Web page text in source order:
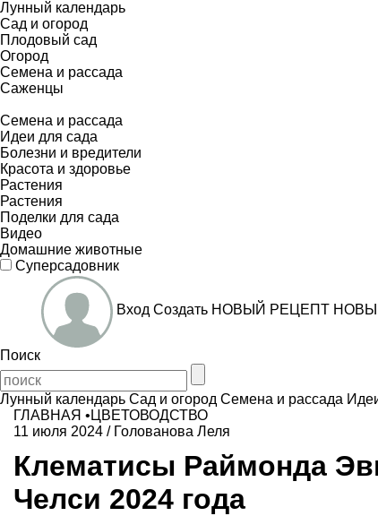
Лунный календарь
Сад и огород
Плодовый сад
Огород
Семена и рассада
Саженцы
Семена и рассада
Идеи для сада
Болезни и вредители
Красота и здоровье
Растения
Растения
Поделки для сада
Видео
Домашние животные
Суперсадовник
Вход Создать НОВЫЙ РЕЦЕПТ
Поиск
Лунный календарь Сад и огород Семена и рассада
ГЛАВНАЯ • ЦВЕТОВОДСТВО
11 июля 2024 / Голованова Леля
Клематисы Раймонда
Челси 2024 года